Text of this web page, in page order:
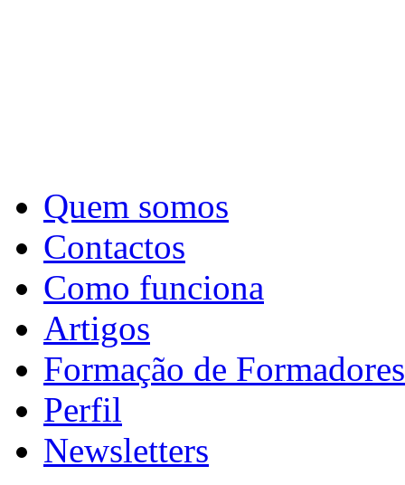
Quem somos
Contactos
Como funciona
Artigos
Formação de Formadores
Perfil
Newsletters